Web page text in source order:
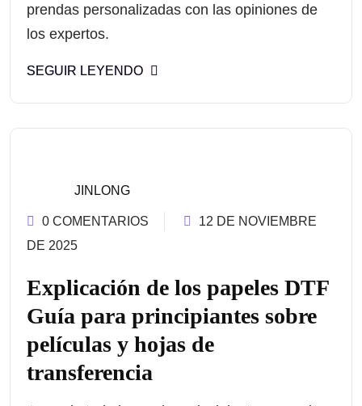
prendas personalizadas con las opiniones de
los expertos.
SEGUIR LEYENDO
JINLONG
0 COMENTARIOS
12 DE NOVIEMBRE
DE 2025
Explicación de los papeles DTF
Guía para principiantes sobre
películas y hojas de
transferencia